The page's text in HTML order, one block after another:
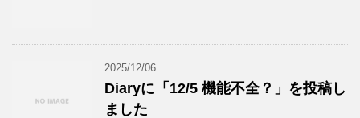
2025/12/06
Diaryに「12/5 機能不全？」を投稿し
ました